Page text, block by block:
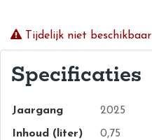
Tijdelijk niet beschikbaar
Specificaties
Jaargang 2025
Inhoud (liter) 0,75